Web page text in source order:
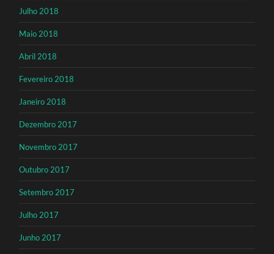
Julho 2018
Maio 2018
Abril 2018
Fevereiro 2018
Janeiro 2018
Dezembro 2017
Novembro 2017
Outubro 2017
Setembro 2017
Julho 2017
Junho 2017